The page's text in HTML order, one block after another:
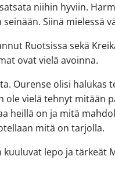
niihin hyviin.
Siinä mielessä
Ruotsissa sekä
ovat vielä avoinna.
Ourense olisi halukas
vielä tehnyt mitään
heillä on ja mitä
mitä on tarjolla.
kuuluvat lepo ja tärkeät